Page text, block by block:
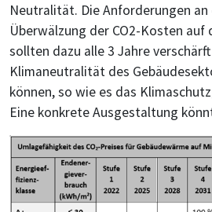
Neutralität. Die Anforderungen an
Überwälzung der CO2-Kosten auf
sollten dazu alle 3 Jahre
Klimaneutralität des
können, so wie es das
Eine konkrete Ausgestaltung